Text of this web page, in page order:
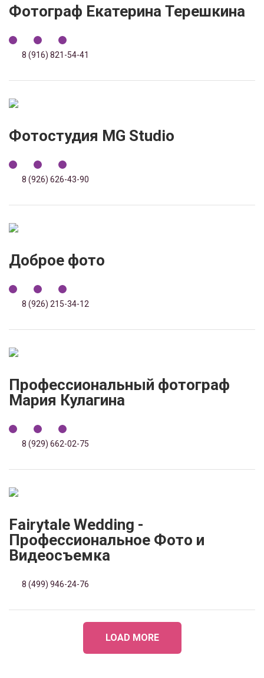
Фотограф Екатерина Терешкина
8 (916) 821-54-41
Фотостудия MG Studio
8 (926) 626-43-90
Доброе фото
8 (926) 215-34-12
Профессиональный фотограф
Мария Кулагина
8 (929) 662-02-75
Fairytale Wedding -
Профессиональное Фото и
Видеосъемка
8 (499) 946-24-76
LOAD MORE